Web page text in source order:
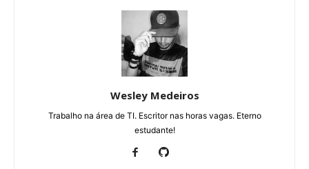
Wesley Medeiros
Trabalho na área de TI. Escritor nas horas vagas. Eterno
estudante!